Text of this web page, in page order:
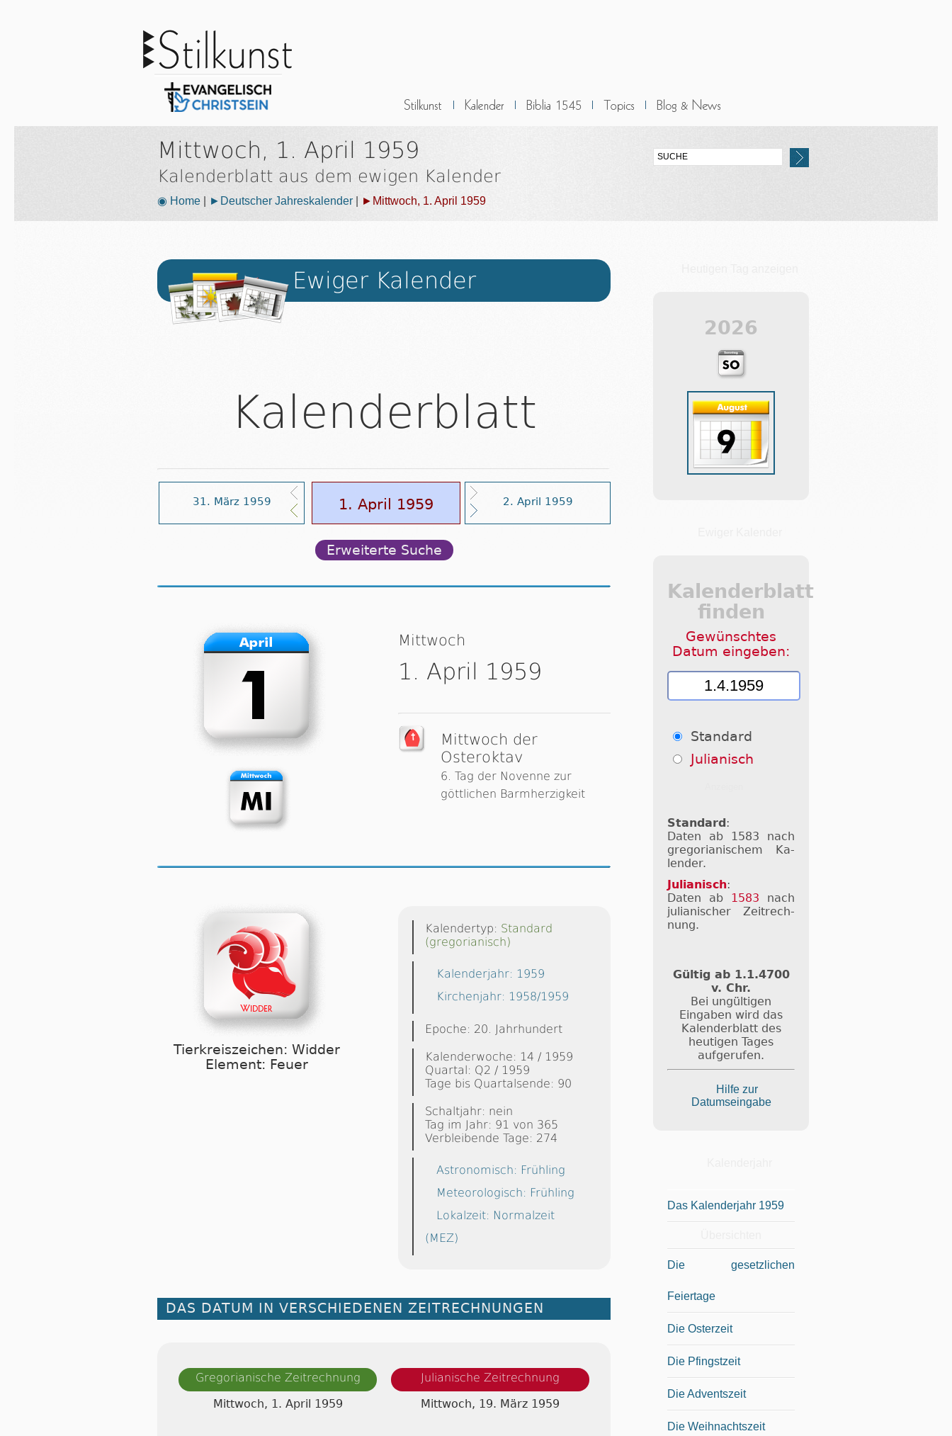
Mittwoch, 1. April 1959
Kalenderblatt aus dem ewigen Kalender
◉ Home ►Deutscher Jahreskalender ►Mittwoch, 1. April 1959
Ewiger Kalender
Kalenderblatt
31. März 1959 1. April 1959 2. April 1959
Erweiterte Suche
Mittwoch
1. April 1959
Mittwoch der
Osteroktav
6. Tag der Novenne zur
göttlichen Barmherzigkeit
Tierkreiszeichen: Widder
Element: Feuer
Kalendertyp: Standard
(gregorianisch)
Kalenderjahr: 1959
Kirchenjahr: 1958/1959
Epoche: 20. Jahrhundert
Kalenderwoche: 14 / 1959
Quartal: Q2 / 1959
Tage bis Quartalsende: 90
Schaltjahr: nein
Tag im Jahr: 91 von 365
Verbleibende Tage: 274
Astronomisch: Frühling
Meteorologisch: Frühling
Lokalzeit: Normalzeit
(MEZ)
DAS DATUM IN VERSCHIEDENEN ZEITRECHNUNGEN
Gregorianische Zeitrechnung
Mittwoch, 1. April 1959
Julianische Zeitrechnung
Mittwoch, 19. März 1959
2026
Kalenderblatt
finden
Gewünschtes
Datum eingeben:
Standard
Julianisch
Standard :
Daten ab 1583 nach
gre­go­ri­a­ni­schem Ka­
len­der.
Julianisch:
Daten ab 1583 nach
ju­li­a­ni­scher Zeit­rech­
nung.
Gültig ab 1.1.4700
v. Chr.
Bei ungültigen
Eingaben wird das
Kalenderblatt des
heutigen Tages
aufgerufen.
Hilfe zur
Datumseingabe
Das Kalenderjahr 1959
Die gesetzlichen
Feiertage
Die Osterzeit
Die Pfingstzeit
Die Adventszeit
Die Weihnachtszeit